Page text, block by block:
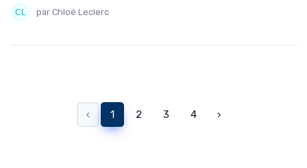
par Chloé Leclerc
‹ 1 2 3 4 ›